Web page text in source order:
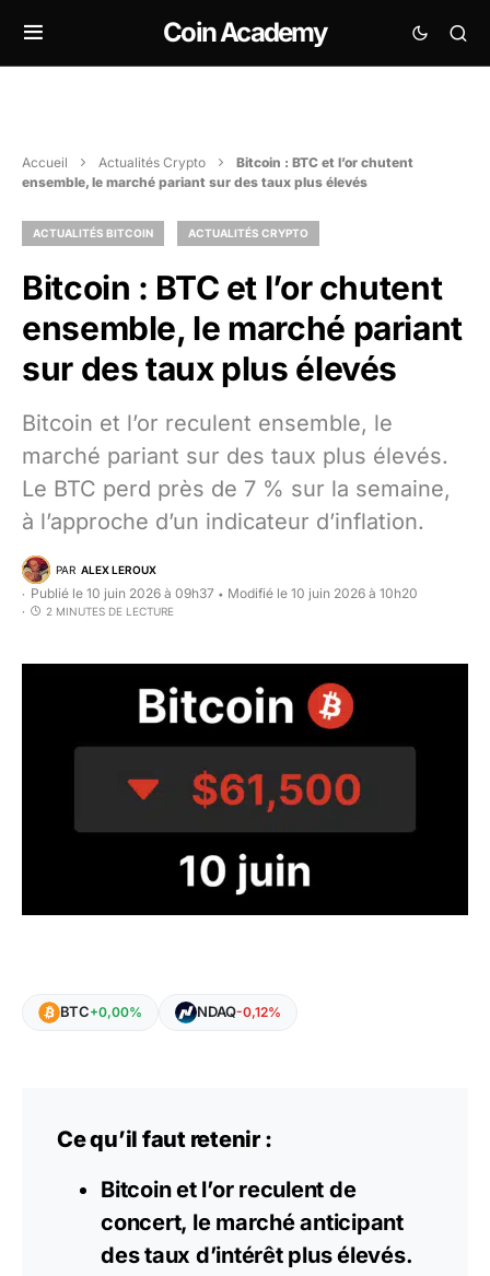
Coin Academy
Accueil Actualités Crypto
Bitcoin : BTC et l’or chutent
ensemble, le marché pariant sur des taux plus élevés
ACTUALITÉS BITCOIN ACTUALITÉS CRYPTO
Bitcoin : BTC et l’or chutent
ensemble, le marché pariant
sur des taux plus élevés
Bitcoin et l’or reculent ensemble, le
marché pariant sur des taux plus élevés.
Le BTC perd près de 7 % sur la semaine,
à l’approche d’un indicateur d’inflation.
PAR ALEX LEROUX
Publié le 10 juin 2026 à 09h37 • Modifié le 10 juin 2026 à 10h20
2 MINUTES DE LECTURE
BTC+0,00% NDAQ-0,12%
Ce qu’il faut retenir :
Bitcoin et l’or reculent de
concert, le marché anticipant
des taux d’intérêt plus élevés.